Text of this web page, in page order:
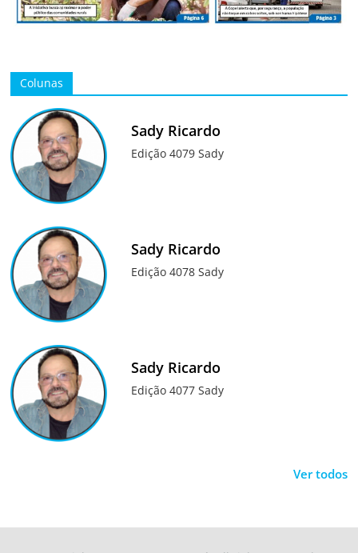
Colunas
Sady Ricardo
Edição 4079 Sady
Sady Ricardo
Edição 4078 Sady
Sady Ricardo
Edição 4077 Sady
Ver todos